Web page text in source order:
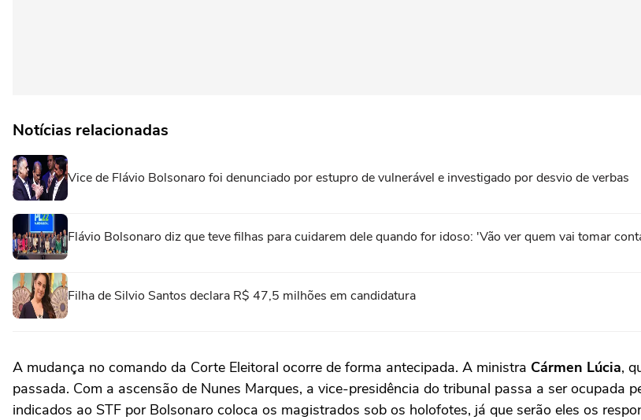
Notícias relacionadas
Vice de Flávio Bolsonaro foi denunciado por estupro de vulnerável e investigado por desvio de verbas
Flávio Bolsonaro diz que teve filhas para cuidarem dele quando for idoso: 'Vão ver quem vai tomar
Filha de Silvio Santos declara R$ 47,5 milhões em candidatura
A mudança no comando da Corte Eleitoral ocorre de forma antecipada. A ministra Cármen Lúcia,
passada. Com a ascensão de Nunes Marques, a vice-presidência do tribunal passa a ser ocupada
indicados ao STF por Bolsonaro coloca os magistrados sob os holofotes, já que serão eles os